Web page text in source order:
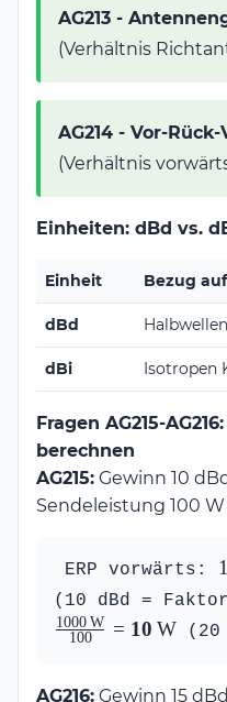
AG213 -
(Verhältnis
AG214 - Vor-
(Verhältnis
Einheiten: dBd vs.
Einheit Bezug auf
dBd
dBi Isotropen
Fragen AG215-
berechnen
AG215: Gewinn 10
Sendeleistung 100 W
ERP vorwärts:
100
1000 W = 10 W (20
AG216: Gewinn 15